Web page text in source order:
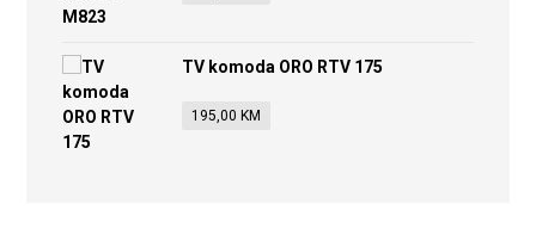
TV komoda ORO RTV 175
195,00 KM